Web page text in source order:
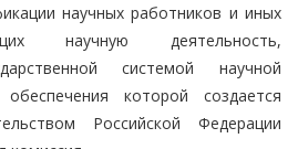
научных работников и иных
научную деятельность,
системой научной
которой создается
Российской Федерации